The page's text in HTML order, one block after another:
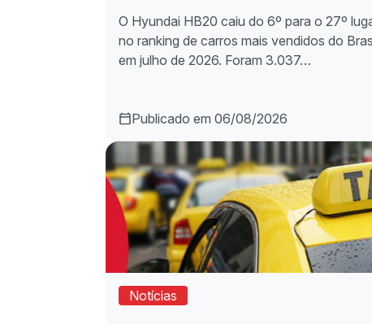
O Hyundai HB20 caiu do 6º para o 27º
no ranking de carros mais vendidos do
em julho de 2026. Foram 3.037…
Publicado em 06/08/2026
Notícias